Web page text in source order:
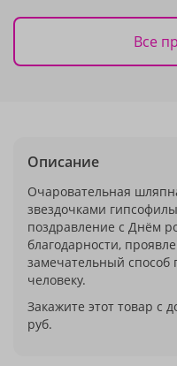
Все
Описание
Очаровательная
звездочками
поздравление с Днём
благодарности,
замечательный способ
человеку.
Закажите этот товар с
руб.